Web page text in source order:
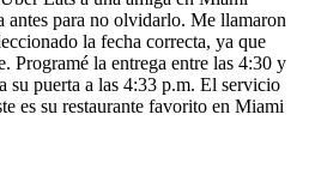
antes para no olvidarlo. Me llamaron
la fecha correcta, ya que
Programé la entrega entre las 4:30 y
su puerta a las 4:33 p.m. El servicio
es su restaurante favorito en Miami